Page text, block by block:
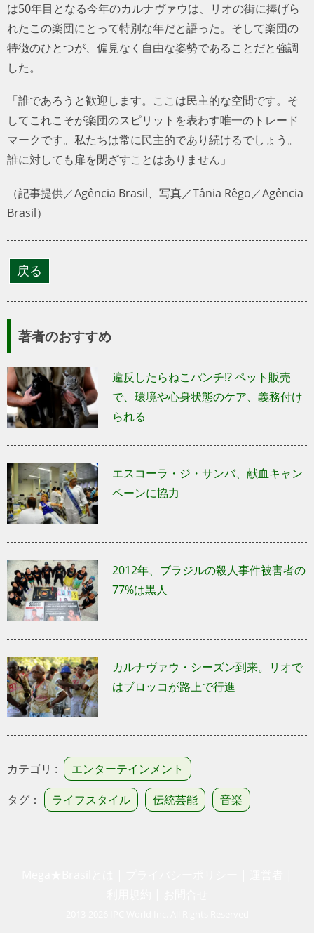
は50年目となる今年のカルナヴァウは、リオの街に捧げら
れたこの楽団にとって特別な年だと語った。そして楽団の
特徴のひとつが、偏見なく自由な姿勢であることだと強調
した。
「誰であろうと歓迎します。ここは民主的な空間です。そ
してこれこそが楽団のスピリットを表わす唯一のトレード
マークです。私たちは常に民主的であり続けるでしょう。
誰に対しても扉を閉ざすことはありません」
（記事提供／Agência Brasil、写真／Tânia Rêgo／Agência
Brasil）
著者のおすすめ
違反したらねこパンチ!? ペット販売
で、環境や心身状態のケア、義務付け
られる
エスコーラ・ジ・サンバ、献血キャン
ペーンに協力
2012年、ブラジルの殺人事件被害者の
77%は黒人
カルナヴァウ・シーズン到来。リオで
はブロッコが路上で行進
カテゴリ :
エンターテインメント
タグ：
ライフスタイル 伝統芸能 音楽